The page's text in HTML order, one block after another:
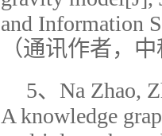
and Information
（通讯作者，
5、Na Zhao,
A knowledge